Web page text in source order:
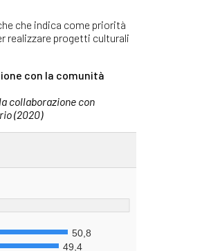
che indica come priorità
realizzare progetti culturali
con la comunità
collaborazione con
(2020)